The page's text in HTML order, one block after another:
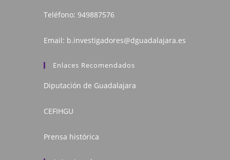
Teléfono: 949887576
Email: b.investigadores@dguadalajara.es
Enlaces Recomendados
Diputación de Guadalajara
CEFIHGU
Prensa histórica